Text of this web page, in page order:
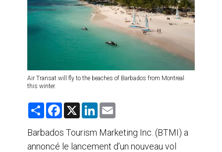
FORMATION & RESSOURCES
Air Transat will fly to the beaches of Barbados from Montreal
this winter.
S
r
e
F
e
b
o
X
L
k
e
d
i
Barbados Tourism Marketing Inc. (BTMI) a
annoncé le lancement d’un nouveau vol